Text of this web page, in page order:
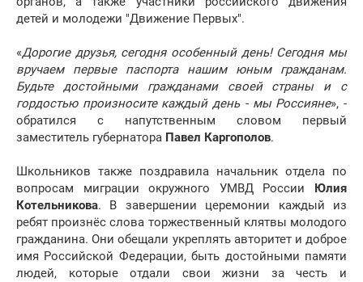
детей и молодежи "Движение Первых".
«Дорогие друзья, сегодня особенный день! Сегодня мы
вручаем первые паспорта нашим юным гражданам.
Будьте достойными гражданами своей страны и с
гордостью произносите каждый день - мы Россияне», -
обратился с напутственным словом первый
заместитель губернатора Павел Каргополов.
Школьников также поздравила начальник отдела по
вопросам миграции окружного УМВД России
Юлия
Котельникова. В завершении церемонии каждый из
ребят произнёс слова торжественный клятвы молодого
гражданина. Они обещали укреплять авторитет и доброе
имя Российской Федерации, быть достойными памяти
людей, которые отдали свои жизни за честь и